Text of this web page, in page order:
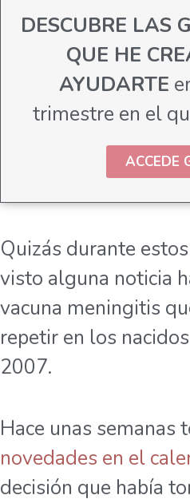
DESCUBRE LAS
QUE HE
AYUDARTE
trimestre en el
ACCEDE
Quizás durante
visto alguna noticia
vacuna meningitis
repetir en los
2007.
Hace unas semanas
novedades en el
decisión que había